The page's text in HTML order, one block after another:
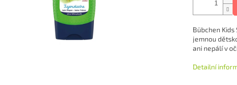
Bübchen
jemnou
ani nepálí v
Detailní